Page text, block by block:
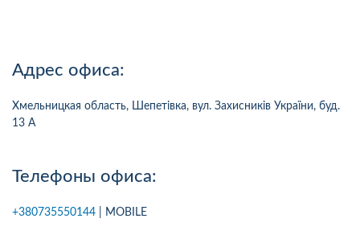
Адрес офиса:
Хмельницкая область, Шепетівка, вул. Захисників України, буд.
13 А
Телефоны офиса:
+380735550144 | MOBILE